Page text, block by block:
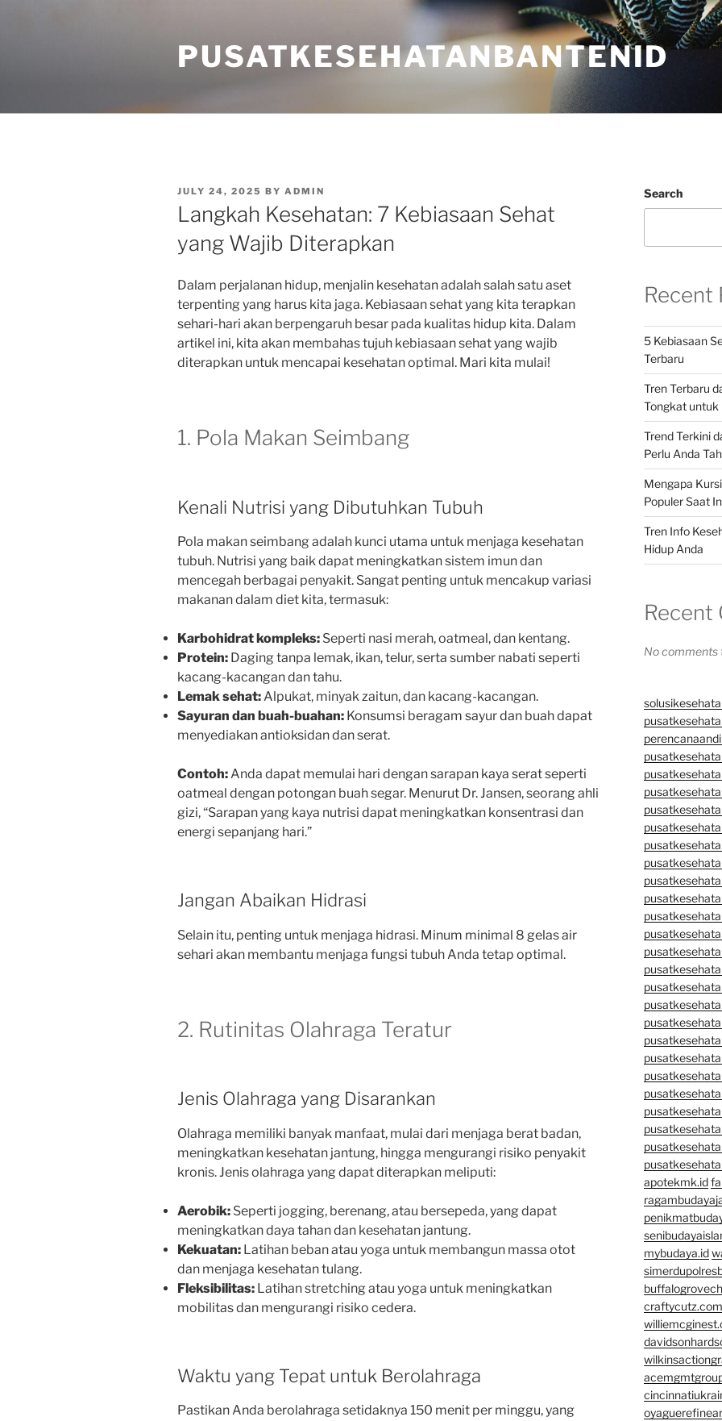
PUSATKESEHATANBANTENID
POSTED
ON
JULY 24, 2025 BY ADMIN
Langkah Kesehatan: 7 Kebiasaan Sehat
yang Wajib Diterapkan
Dalam perjalanan hidup, menjalin kesehatan adalah salah satu aset
terpenting yang harus kita jaga. Kebiasaan sehat yang kita terapkan
sehari-hari akan berpengaruh besar pada kualitas hidup kita. Dalam
artikel ini, kita akan membahas tujuh kebiasaan sehat yang wajib
diterapkan untuk mencapai kesehatan optimal. Mari kita mulai!
1. Pola Makan Seimbang
Kenali Nutrisi yang Dibutuhkan Tubuh
Pola makan seimbang adalah kunci utama untuk menjaga kesehatan
tubuh. Nutrisi yang baik dapat meningkatkan sistem imun dan
mencegah berbagai penyakit. Sangat penting untuk mencakup variasi
makanan dalam diet kita, termasuk:
Karbohidrat kompleks: Seperti nasi merah, oatmeal, dan kentang.
Protein: Daging tanpa lemak, ikan, telur, serta sumber nabati seperti
kacang-kacangan dan tahu.
Lemak sehat:Alpukat, minyak zaitun, dan kacang-kacangan.
Sayuran dan buah-buahan: Konsumsi beragam sayur dan buah dapat
menyediakan antioksidan dan serat.
Contoh:Anda dapat memulai hari dengan sarapan kaya serat seperti
oatmeal dengan potongan buah segar. Menurut Dr. Jansen, seorang ahli
gizi, “Sarapan yang kaya nutrisi dapat meningkatkan konsentrasi dan
energi sepanjang hari.”
Jangan Abaikan Hidrasi
Selain itu, penting untuk menjaga hidrasi. Minum minimal 8 gelas air
sehari akan membantu menjaga fungsi tubuh Anda tetap optimal.
2. Rutinitas Olahraga Teratur
Jenis Olahraga yang Disarankan
Olahraga memiliki banyak manfaat, mulai dari menjaga berat badan,
meningkatkan kesehatan jantung, hingga mengurangi risiko penyakit
kronis. Jenis olahraga yang dapat diterapkan meliputi:
Aerobik: Seperti jogging, berenang, atau bersepeda, yang dapat
meningkatkan daya tahan dan kesehatan jantung.
Kekuatan: Latihan beban atau yoga untuk membangun massa otot
dan menjaga kesehatan tulang.
Fleksibilitas: Latihan stretching atau yoga untuk meningkatkan
mobilitas dan mengurangi risiko cedera.
Waktu yang Tepat untuk Berolahraga
Pastikan Anda berolahraga setidaknya 150 menit per minggu, yang
Search
Recent
5 Kebiasaan
Terbaru
Tren Terbaru
Tongkat untuk
Trend Terkini
Perlu Anda
Mengapa
Populer Saat
Tren Info
Hidup Anda
Recent
No comments
apotekmk.id
mybudaya.id
craftycutz.com